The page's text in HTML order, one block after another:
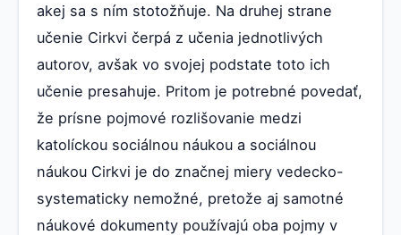
akej sa s ním stotožňuje. Na druhej strane
učenie Cirkvi čerpá z učenia jednotlivých
autorov, avšak vo svojej podstate toto ich
učenie presahuje. Pritom je potrebné povedať,
že prísne pojmové rozlišovanie medzi
katolíckou sociálnou náukou a sociálnou
náukou Cirkvi je do značnej miery vedecko-
systematicky nemožné, pretože aj samotné
náukové dokumenty používajú oba pojmy v